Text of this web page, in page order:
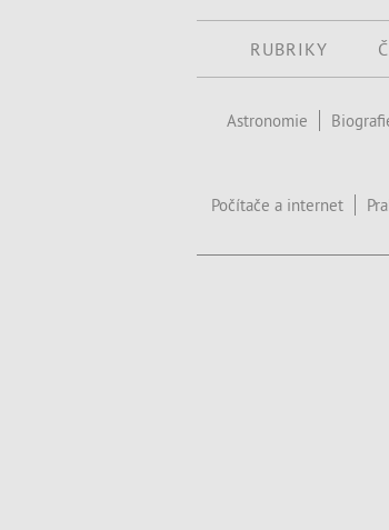
RUBRIKY
Astronomie
Počítače a internet